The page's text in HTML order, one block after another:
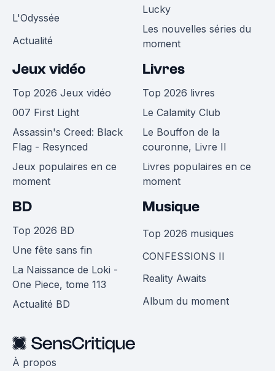
L'Odyssée
Actualité
Lucky
Les nouvelles séries du
moment
Jeux vidéo
Top 2026 Jeux vidéo
007 First Light
Assassin's Creed: Black
Flag - Resynced
Jeux populaires en ce
moment
Livres
Top 2026 livres
Le Calamity Club
Le Bouffon de la
couronne, Livre II
Livres populaires en ce
moment
BD
Top 2026 BD
Une fête sans fin
La Naissance de Loki -
One Piece, tome 113
Actualité BD
Musique
Top 2026 musiques
CONFESSIONS II
Reality Awaits
Album du moment
À propos